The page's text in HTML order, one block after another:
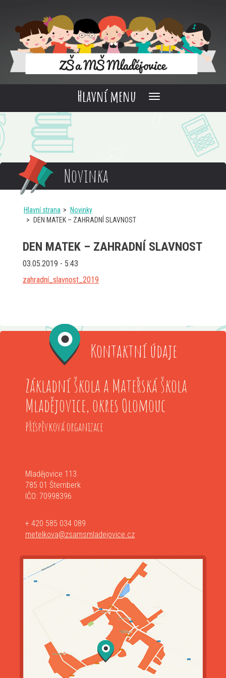
Hlavní menu
Novinka
Hlavní strana
Novinky
DEN MATEK – ZAHRADNÍ SLAVNOST
DEN MATEK – ZAHRADNÍ SLAVNOST
03.05.2019 - 5:43
zahradní_slavnost_2019
Kontaktní údaje
Základní škola a Mateřská škola
Mladějovice, okres Olomouc
Příspěvková organizace
Mladějovice 113
785 01 Šternberk
IČO: 70998396
+ 420 585 034 089
metelkova@zsamsmladejovice.cz